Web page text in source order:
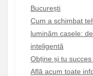
București
Cum a schimbat
luminăm casele:
inteligentă
Obține și tu
Află acum toate